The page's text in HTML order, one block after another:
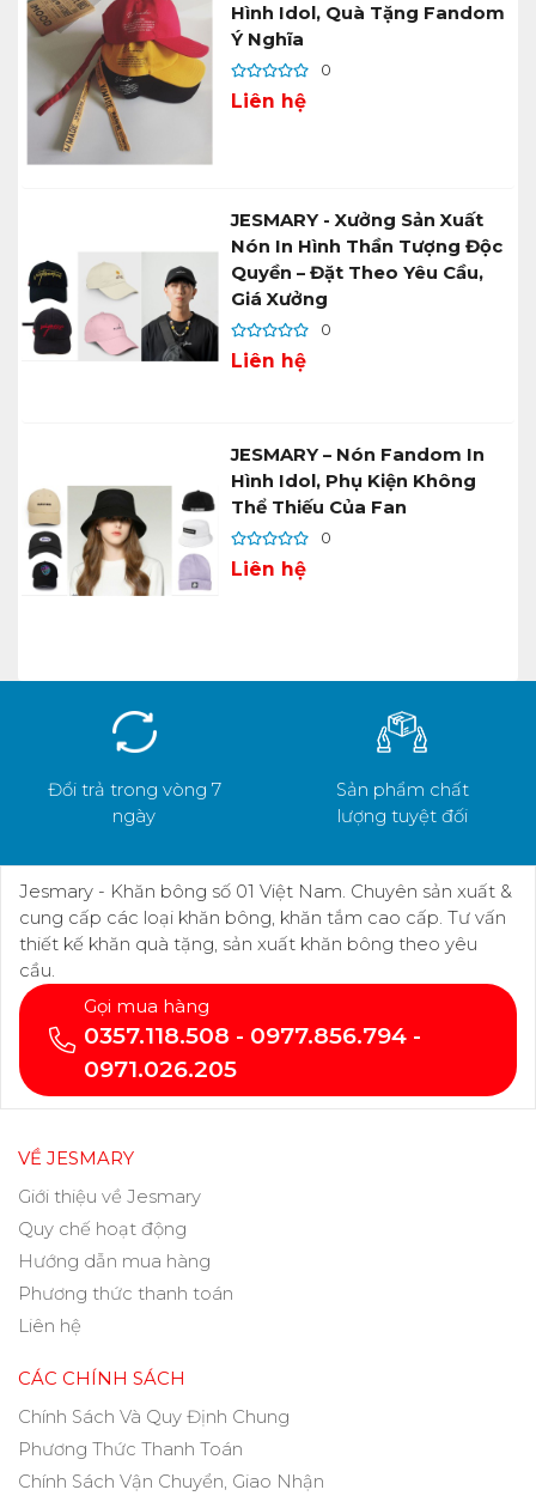
Hình Idol, Quà Tặng Fandom
Ý Nghĩa
0
Liên hệ
JESMARY - Xưởng Sản Xuất
Nón In Hình Thần Tượng Độc
Quyền – Đặt Theo Yêu Cầu,
Giá Xưởng
0
Liên hệ
JESMARY – Nón Fandom In
Hình Idol, Phụ Kiện Không
Thể Thiếu Của Fan
0
Liên hệ
Đổi trả trong vòng 7
ngày
Sản phẩm chất
lượng tuyệt đối
Jesmary - Khăn bông số 01 Việt Nam. Chuyên sản xuất &
cung cấp các loại khăn bông, khăn tắm cao cấp. Tư vấn
thiết kế khăn quà tặng, sản xuất khăn bông theo yêu
cầu.
Gọi mua hàng
0357.118.508 - 0977.856.794 -
0971.026.205
VỀ JESMARY
Giới thiệu về Jesmary
Quy chế hoạt động
Hướng dẫn mua hàng
Phương thức thanh toán
Liên hệ
CÁC CHÍNH SÁCH
Chính Sách Và Quy Định Chung
Phương Thức Thanh Toán
Chính Sách Vận Chuyển, Giao Nhận